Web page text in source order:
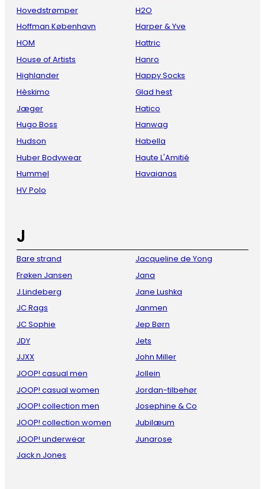
Hovedstrømper
Hoffman København
HOM
House of Artists
Highlander
Hèskimo
Jæger
Hugo Boss
Hudson
Huber Bodywear
Hummel
HV Polo
H2O
Harper & Yve
Hattric
Hanro
Happy Socks
Glad hest
Hatico
Hanwag
Habella
Haute L'Amitié
Havaianas
J
Bare strand
Frøken Jansen
J.Lindeberg
JC Rags
JC Sophie
JDY
JJXX
JOOP! casual men
JOOP! casual women
JOOP! collection men
JOOP! collection women
JOOP! underwear
Jack n Jones
Jacqueline de Yong
Jana
Jane Lushka
Janmen
Jep Børn
Jets
John Miller
Jollein
Jordan-tilbehør
Josephine & Co
Jubilæum
Junarose